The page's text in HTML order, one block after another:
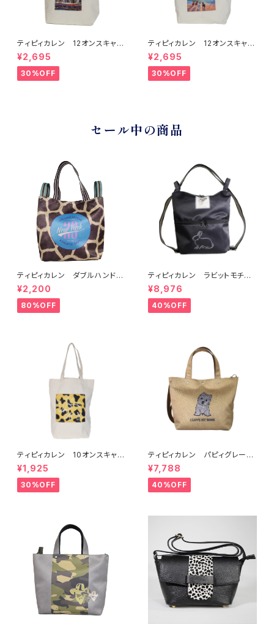
ティピィカレン 12オンスキャン
バスネイティブ柄ビッグマイバッ
グ
¥2,695
30%OFF
ティピィカレン 12オンスキャン
バスビーチドッグス柄ビッグマイ
バッグ
¥2,695
30%OFF
セール中の商品
ティピィカレン ダブルハンドル
ジラフビッグトートバッグ
¥2,200
80%OFF
ティピィカレン ラビットモチー
フ2WAYショルダーリュック
¥8,976
40%OFF
ティピィカレン 10オンスキャン
バス外ポケット縦長マイバッグ
¥1,925
30%OFF
ティピィカレン パピィグレーテ
リア2WAYハンドバッグ
¥7,788
40%OFF